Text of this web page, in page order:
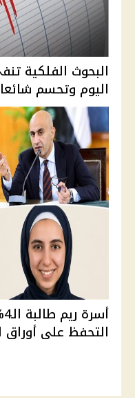
البحوث الفلكية
اليوم وتحسم
التحفظ على أوراق